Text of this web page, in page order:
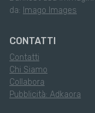
da: Imago Images
CONTATTI
Contatti
Chi Siamo
Collabora
Pubblicità: Adkaora